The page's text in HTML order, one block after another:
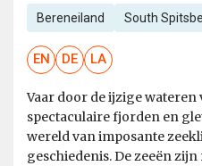
Bereneiland South
EN DE LA
Vaar door de ijzige
spectaculaire fjorden en
wereld van imposante
geschiedenis. De zeeën